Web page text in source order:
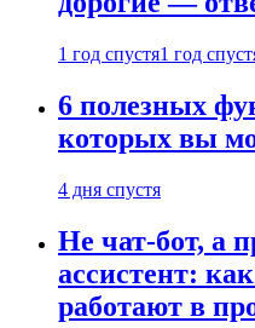
1 год спустя1 год
6 полезных
которых вы
4 дня спустя
Не чат-бот, а
ассистент:
работают в